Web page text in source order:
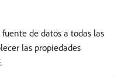
de datos a todas las
las propiedades
.